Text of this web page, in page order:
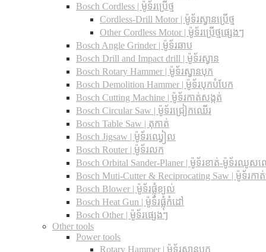
Bosch Cordless | ម៉ូទ័រប្រើថ្ម
Cordless-Drill Motor | ម៉ូទ័រស្វានប្រើថ្ម
Other Cordless Motor | ម៉ូទ័រប្រើថ្មផ្សេងៗ
Bosch Angle Grinder | ម៉ូទ័រឆាប
Bosch Drill and Impact drill | ម៉ូទ័រស្វាន
Bosch Rotary Hammer | ម៉ូទ័រស្វានបុក
Bosch Demolition Hammer | ម៉ូទ័របុកបំបែក
Bosch Cutting Machine | ម៉ូទ័រកាត់សង្កត់
Bosch Circular Saw | ម៉ូទ័រជ្រៀកឈើរ
Bosch Table Saw | តុកាត់
Bosch Jigsaw | ម៉ូទ័រឈ្វៀល
Bosch Router | ម៉ូទ័រលក
Bosch Orbital Sander-Planer​ | ម៉ូទ័រខាត់-ម៉ូទ័រឈូស
Bosch Muti-Cutter & Reciprocating Saw​ | ម៉ូទ័រកា
Bosch Blower | ម៉ូទ័រផ្លុំខ្យល់
Bosch Heat Gun | ម៉ូទ័រផ្លុំកំដៅ
Bosch Other | ម៉ូទ័រផ្សេងៗ
Other tools
Power tools
Rotary Hammer | ម៉ូទ័រស្វានបុក